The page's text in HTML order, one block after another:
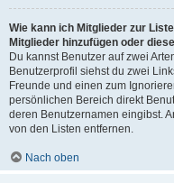
Wie kann ich Mitglieder zur
Mitglieder hinzufügen oder
Du kannst Benutzer auf zwei
Benutzerprofil siehst du zwei
Freunde und einen zum
persönlichen Bereich direkt
deren Benutzernamen eingibst.
von den Listen entfernen.
Nach oben